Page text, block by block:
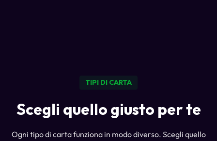
TIPI DI CARTA
Scegli quello giusto per te
Ogni tipo di carta funziona in modo diverso. Scegli quello